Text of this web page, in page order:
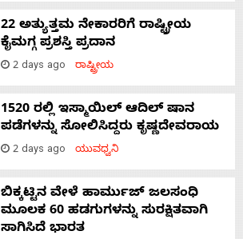
22 ಅತ್ಯುತ್ತಮ ನೇಕಾರರಿಗೆ ರಾಷ್ಟ್ರೀಯ
ಕೈಮಗ್ಗ ಪ್ರಶಸ್ತಿ ಪ್ರದಾನ
2 days ago ರಾಷ್ಟ್ರೀಯ
1520 ರಲ್ಲಿ ಇಸ್ಮಾಯಿಲ್ ಆದಿಲ್ ಷಾನ
ಪಡೆಗಳನ್ನು ಸೋಲಿಸಿದ್ದರು ಕೃಷ್ಣದೇವರಾಯ
2 days ago ಯುವಧ್ವನಿ
ಬಿಕ್ಕಟ್ಟಿನ ವೇಳೆ ಹಾರ್ಮುಜ್ ಜಲಸಂಧಿ
ಮೂಲಕ 60 ಹಡಗುಗಳನ್ನು ಸುರಕ್ಷಿತವಾಗಿ
ಸಾಗಿಸಿದೆ ಭಾರತ